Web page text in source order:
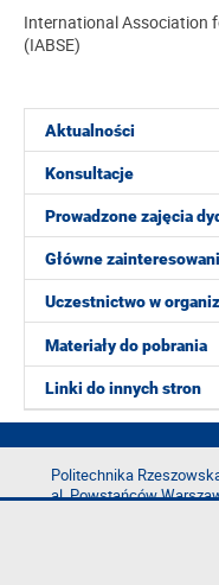
Aktualności
Konsultacje
Prowadzone zajęcia
Główne
Uczestnictwo w
Materiały do pobrania
Linki do innych stron
International Association
(IABSE)
Politechnika
al. Powstańców